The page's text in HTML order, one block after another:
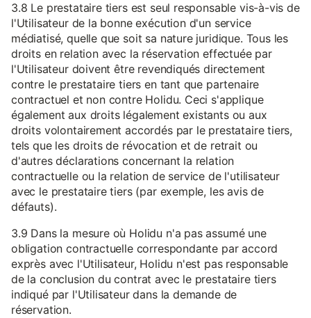
3.8 Le prestataire tiers est seul responsable vis-à-vis de
l'Utilisateur de la bonne exécution d'un service
médiatisé, quelle que soit sa nature juridique. Tous les
droits en relation avec la réservation effectuée par
l'Utilisateur doivent être revendiqués directement
contre le prestataire tiers en tant que partenaire
contractuel et non contre Holidu. Ceci s'applique
également aux droits légalement existants ou aux
droits volontairement accordés par le prestataire tiers,
tels que les droits de révocation et de retrait ou
d'autres déclarations concernant la relation
contractuelle ou la relation de service de l'utilisateur
avec le prestataire tiers (par exemple, les avis de
défauts).
3.9 Dans la mesure où Holidu n'a pas assumé une
obligation contractuelle correspondante par accord
exprès avec l'Utilisateur, Holidu n'est pas responsable
de la conclusion du contrat avec le prestataire tiers
indiqué par l'Utilisateur dans la demande de
réservation.